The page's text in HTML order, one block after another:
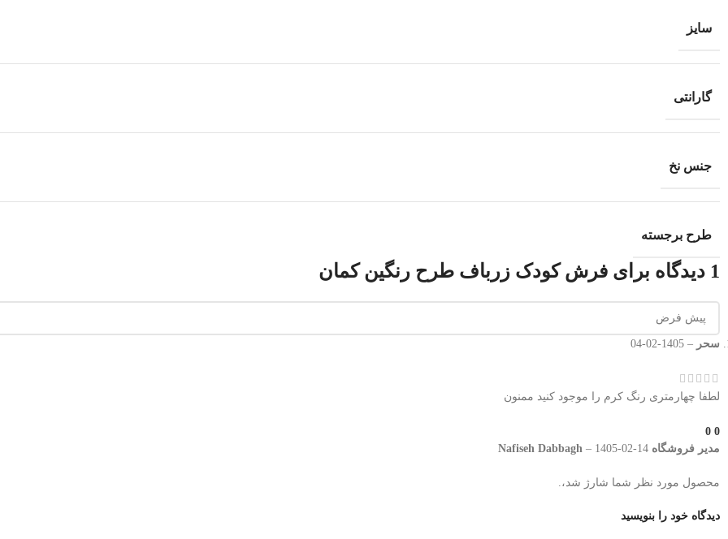
سایز
گارانتی
جنس نخ
طرح برجسته
1 دیدگاه برای فرش کودک زرباف طرح رنگین کمان
سحر –
1405-02-04
لطفا چهارمتری رنگ کرم را موجود کنید ممنون
0
0
مدیر فروشگاه
Nafiseh Dabbagh – 1405-02-14
محصول مورد نظر شما شارژ شد،.
دیدگاه خود را بنویسید